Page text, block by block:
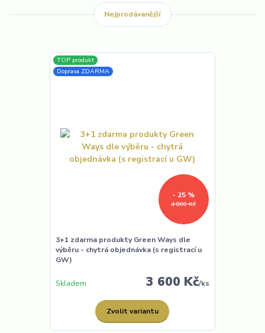
Nejprodávanější
TOP produkt
Doprava ZDARMA
4 800 Kč
- 25 %
3+1 zdarma produkty Green Ways dle
výběru - chytrá objednávka (s registrací u
GW)
3 600 Kč/ks
Skladem
Zvolit variantu